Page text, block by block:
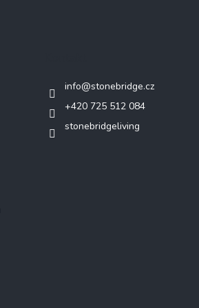
info@stonebridge.cz
+420 725 512 084
stonebridgeliving